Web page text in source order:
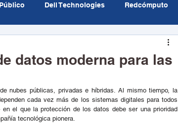
Dell Technologies Redcómputo
Eventos Redcómputo
datos moderna para las
nubes públicas, privadas e híbridas. Al mismo tiempo, la
cada vez más de los sistemas digitales para todos
el que la protección de los datos debe ser una prioridad
tecnológica pionera.